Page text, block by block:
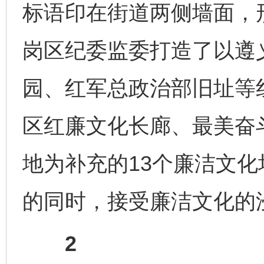
标语印在街道两侧墙面
岗区纪委监委打造了以
园、红军总政治部旧址
区红廉文化长廊、最美
地为补充的13个廉洁文
的同时，接受廉洁文化的
2